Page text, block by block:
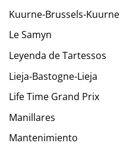
Kuurne-Brussels-Kuurne
Le Samyn
Leyenda de Tartessos
Lieja-Bastogne-Lieja
Life Time Grand Prix
Manillares
Mantenimiento